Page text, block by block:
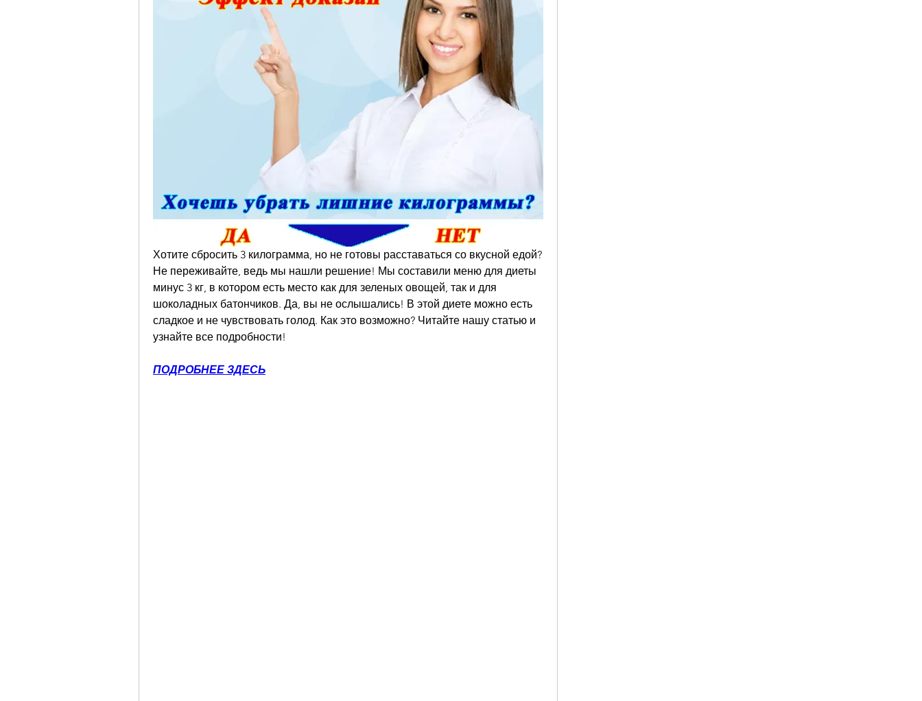
Хотите сбросить 3 килограмма, но не готовы расставаться со вкусной едой?
Не переживайте, ведь мы нашли решение! Мы составили меню для диеты
минус 3 кг, в котором есть место как для зеленых овощей, так и для
шоколадных батончиков. Да, вы не ослышались! В этой диете можно есть
сладкое и не чувствовать голод. Как это возможно? Читайте нашу статью и
узнайте все подробности!
ПОДРОБНЕЕ ЗДЕСЬ